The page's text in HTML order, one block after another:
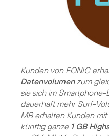
Kunden von FONIC
Datenvolumenzum
sie sich im Smartphone-
dauerhaft mehr Surf-
MB erhalten Kunden
künftig ganze 1 GB